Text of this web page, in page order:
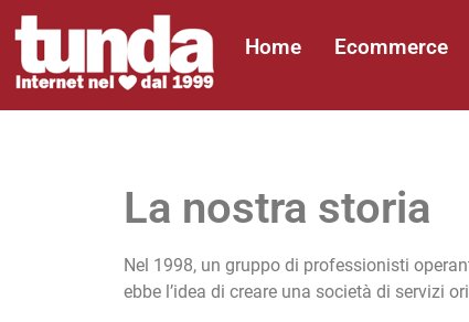
Home Ecommerce
La nostra storia
Nel 1998, un gruppo di professionisti
ebbe l’idea di creare una società di servizi